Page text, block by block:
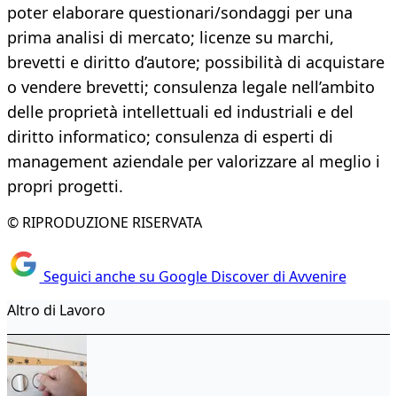
poter elaborare questionari/sondaggi per una
prima analisi di mercato; licenze su marchi,
brevetti e diritto d’autore; possibilità di acquistare
o vendere brevetti; consulenza legale nell’ambito
delle proprietà intellettuali ed industriali e del
diritto informatico; consulenza di esperti di
management aziendale per valorizzare al meglio i
propri progetti.
© RIPRODUZIONE RISERVATA
Seguici anche su Google Discover di Avvenire
Altro di Lavoro